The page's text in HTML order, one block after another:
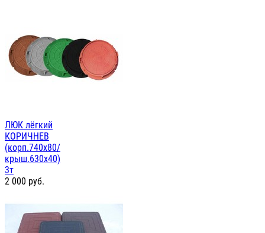
ЛЮК лёгкий
КОРИЧНЕВ
(корп.740х80/
крыш.630х40)
3т
2 000 руб.